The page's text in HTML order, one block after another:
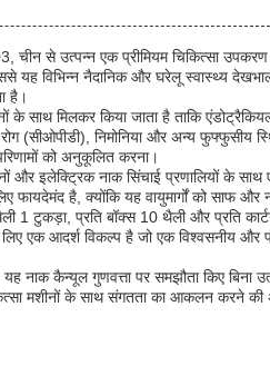
से उत्पन्न एक प्रीमियम चिकित्सा
यह विभिन्न नैदानिक और घरेलू
है।
साथ मिलकर किया जाता है ताकि
(सीओपीडी), निमोनिया और अन्य फुफ्फुसीय
को अनुकूलित करना।
और इलेक्ट्रिक नाक सिंचाई प्रणालियों के
फायदेमंद है, क्योंकि यह वायुमार्गों को
1 टुकड़ा, प्रति बॉक्स 10 थैली और प्रति
एक आदर्श विकल्प है जो एक विश्वसनीय और
नाक कैन्यूल गुणवत्ता पर समझौता किए
मशीनों के साथ संगतता का आकलन करने की